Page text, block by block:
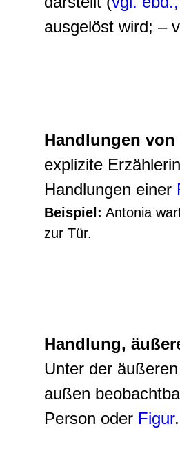
ausgelöst wird; –
Handlungen
explizite
Handlungen einer
Beispiel: Antonia
zur Tür.
Handlung,
Unter der
außen
Person oder Figur.